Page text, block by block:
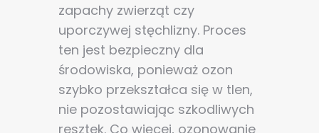
zapachy zwierząt czy
uporczywej stęchlizny. Proces
ten jest bezpieczny dla
środowiska, ponieważ ozon
szybko przekształca się w tlen,
nie pozostawiając szkodliwych
resztek. Co więcej, ozonowanie
Zgoda na pliki cookie
Cookies to małe pliki danych, które są
przechowywane na Twoim urządzeniu podczas